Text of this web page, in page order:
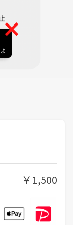
の最中または後でご
は事前に同意のも
￥1,500